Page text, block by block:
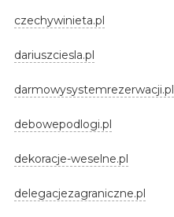
czechywinieta.pl
dariuszciesla.pl
darmowysystemrezerwacji.pl
debowepodlogi.pl
dekoracje-weselne.pl
delegacjezagraniczne.pl